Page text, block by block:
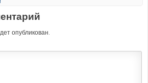
опубликован.